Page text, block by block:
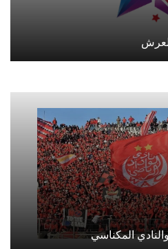
المكناسي